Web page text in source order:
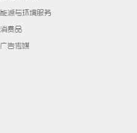
能源与环境服务
消费品
广告传媒